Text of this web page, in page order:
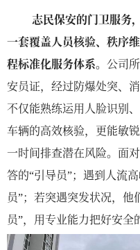
志民保安的门卫服务
一套覆盖人员核验、秩序
程标准化服务体系。 公司
安员证，经过防爆处突、
不仅能熟练运用人脸识别
车辆的高效核验，更能敏
一时间排查潜在风险。面
答的“引导员”；遇到人流
员”；若突遇突发状况，他
员”，用专业能力把好安全